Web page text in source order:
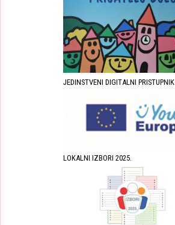
JEDINSTVENI DIGITALNI PRISTUPNIK
LOKALNI IZBORI 2025.